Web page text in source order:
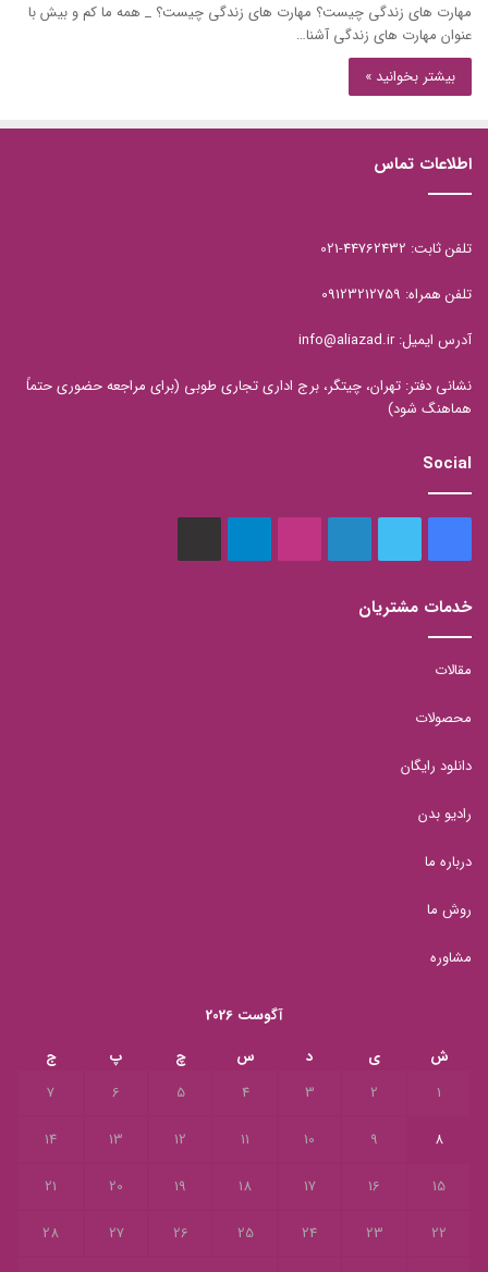
مهارت های زندگی چیست؟ مهارت های زندگی چیست؟ _ همه ما کم و بیش با
عنوان مهارت های زندگی آشنا…
بیشتر بخوانید »
اطلاعات تماس
تلفن ثابت: 44762432-021
تلفن همراه: 09123212759
آدرس ایمیل: info@aliazad.ir
نشانی دفتر: تهران، چیتگر، برج اداری تجاری طوبی (برای مراجعه حضوری حتماً
هماهنگ شود)
Social
خدمات مشتریان
مقالات
محصولات
دانلود رایگان
رادیو بدن
درباره ما
روش ما
مشاوره
آگوست 2026
ش
ی د س چ پ
ج
1
2
3
4
5
6
7
8
9
10
11
12
13
14
15
16
17
18
19
20
21
22
23
24
25
26
27
28